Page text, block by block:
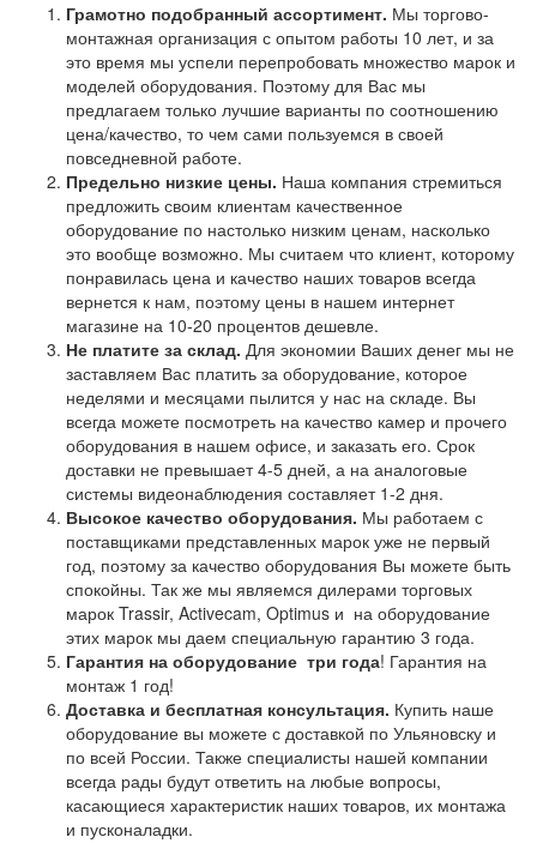
Грамотно подобранный ассортимент. Мы торгово-
монтажная организация с опытом работы 10 лет, и за
это время мы успели перепробовать множество марок и
моделей оборудования. Поэтому для Вас мы
предлагаем только лучшие варианты по соотношению
цена/качество, то чем сами пользуемся в своей
повседневной работе.
Предельно низкие цены. Наша компания стремиться
предложить своим клиентам качественное
оборудование по настолько низким ценам, насколько
это вообще возможно. Мы считаем что клиент, которому
понравилась цена и качество наших товаров всегда
вернется к нам, поэтому цены в нашем интернет
магазине на 10-20 процентов дешевле.
Не платите за склад. Для экономии Ваших денег мы не
заставляем Вас платить за оборудование, которое
неделями и месяцами пылится у нас на складе. Вы
всегда можете посмотреть на качество камер и прочего
оборудования в нашем офисе, и заказать его. Срок
доставки не превышает 4-5 дней, а на аналоговые
системы видеонаблюдения составляет 1-2 дня.
Высокое качество оборудования. Мы работаем с
поставщиками представленных марок уже не первый
год, поэтому за качество оборудования Вы можете быть
спокойны. Так же мы являемся дилерами торговых
марок Trassir, Activecam, Optimus и на оборудование
этих марок мы даем специальную гарантию 3 года.
Гарантия на оборудование три года! Гарантия на
монтаж 1 год!
Доставка и бесплатная консультация. Купить наше
оборудование вы можете с доставкой по Ульяновску и
по всей России. Также специалисты нашей компании
всегда рады будут ответить на любые вопросы,
касающиеся характеристик наших товаров, их монтажа
и пусконаладки.